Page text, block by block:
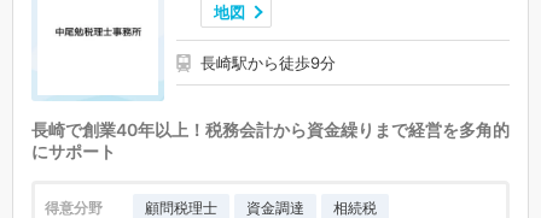
地図
長崎駅から徒歩9分
長崎で創業40年以上！税務会計から資金繰りまで経営を多角的
にサポート
得意分野 顧問税理士 資金調達 相続税